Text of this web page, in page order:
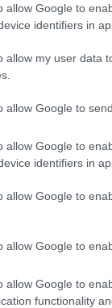
allow Google to
identifiers in
allow my user data
allow Google to
allow Google to
identifiers in
allow Google to
allow Google to
allow Google to
functionality
évek
puha
viszonyáról a
legelőször
később
azzal